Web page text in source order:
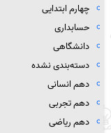
چهارم ابتدایی
حسابداری
دانشگاهی
دسته‌بندی نشده
دهم انسانی
دهم تجربی
دهم ریاضی